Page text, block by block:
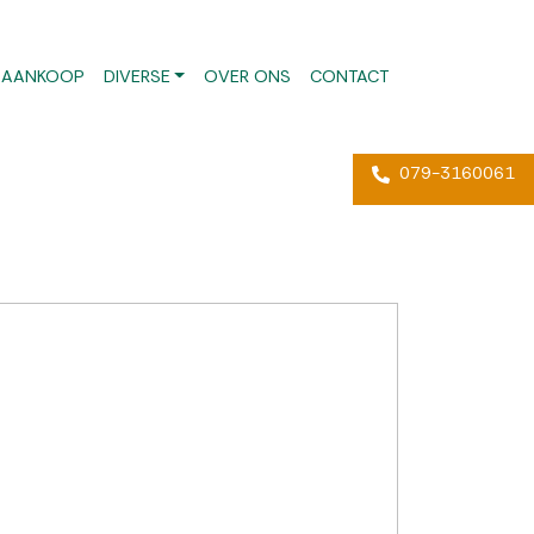
AANKOOP DIVERSE OVER ONS CONTACT
079-3160061